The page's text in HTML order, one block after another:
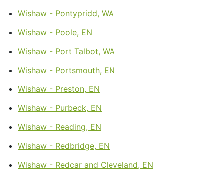
Wishaw - Pontypridd, WA
Wishaw - Poole, EN
Wishaw - Port Talbot, WA
Wishaw - Portsmouth, EN
Wishaw - Preston, EN
Wishaw - Purbeck, EN
Wishaw - Reading, EN
Wishaw - Redbridge, EN
Wishaw - Redcar and Cleveland, EN